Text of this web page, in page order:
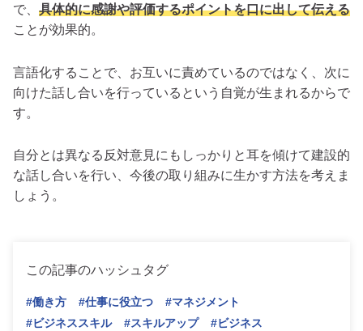
で、 具体的に感謝や評価するポイントを口に出して伝える
ことが効果的。
言語化することで、お互いに責めているのではなく、次に
向けた話し合いを行っているという自覚が生まれるからで
す。
自分とは異なる反対意見にもしっかりと耳を傾けて建設的
な話し合いを行い、今後の取り組みに生かす方法を考えま
しょう。
この記事のハッシュタグ
#働き方 #仕事に役立つ
#マネジメント
#ビジネススキル
#スキルアップ
#ビジネス